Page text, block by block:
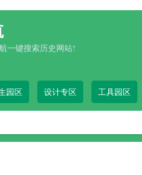
一键搜索历史网站!
园区 设计专区 工具园区